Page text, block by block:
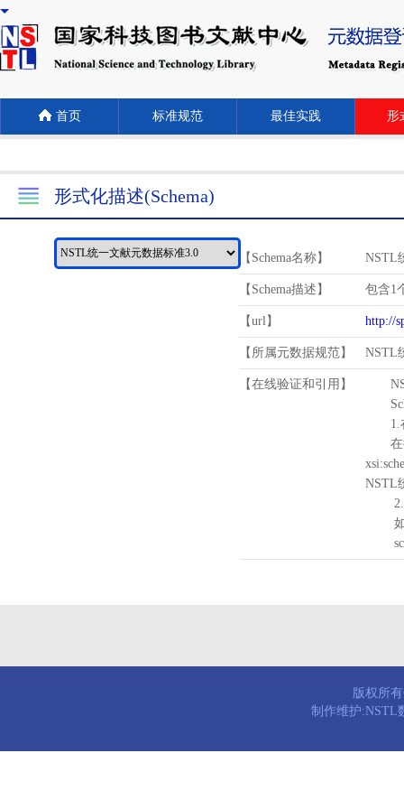
首页 标准规范 最佳实践 形
形式化描述(Schema)
【Schema名称】 NSTL
【Schema描述】 包含1
【url】 http://
【所属元数据规范】 NSTL
【在线验证和引用】
1.
在待
NSTL
2.
如需
版权所
制作维护:NSTL